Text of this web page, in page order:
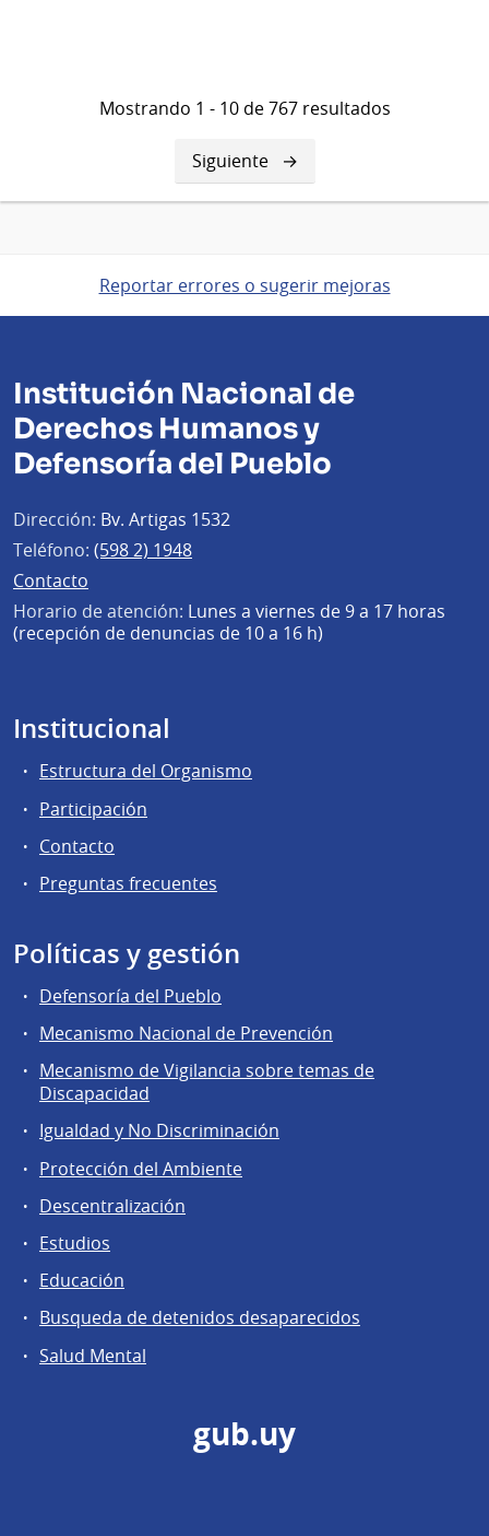
Mostrando 1 - 10 de 767 resultados
Siguiente
página
Siguiente
Reportar errores o sugerir mejoras
Institución Nacional de
Derechos Humanos y
Defensoría del Pueblo
Dirección: Bv. Artigas 1532
Teléfono: (598 2) 1948
Contacto
Horario de atención: Lunes a viernes de 9 a 17 horas
(recepción de denuncias de 10 a 16 h)
Institucional
Estructura del Organismo
Participación
Contacto
Preguntas frecuentes
Políticas y gestión
Defensoría del Pueblo
Mecanismo Nacional de Prevención
Mecanismo de Vigilancia sobre temas de
Discapacidad
Igualdad y No Discriminación
Protección del Ambiente
Descentralización
Estudios
Educación
Busqueda de detenidos desaparecidos
Salud Mental
gub.uy